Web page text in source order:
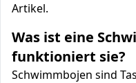
Artikel.
Was ist eine
funktioniert sie?
Schwimmbojen sind